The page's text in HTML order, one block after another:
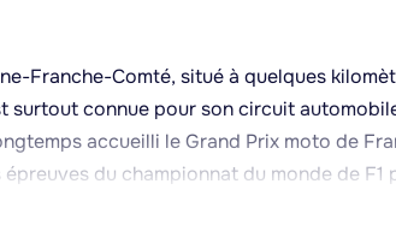
Franche-Comté, situé à quelques
surtout connue pour son circuit
accueilli le Grand Prix moto de
du championnat du monde de F1